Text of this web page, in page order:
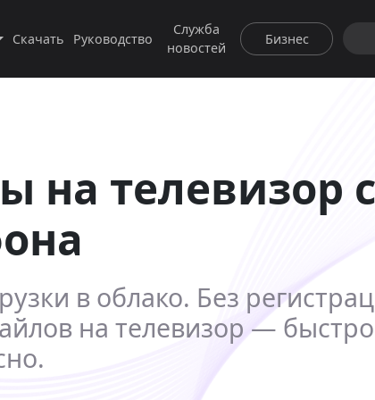
Скачать Руководство
Служба
новостей
Бизнес
на телевизор с
в облако. Без
на телевизор —